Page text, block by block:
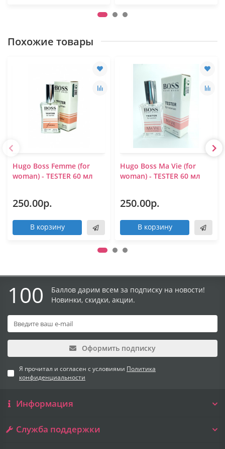
Похожие товары
Hugo Boss Femme (for
woman) - TESTER 60 мл
250.00р.
В корзину
Hugo Boss Ma Vie (for
woman) - TESTER 60 мл
250.00р.
В корзину
100
Баллов дарим всем за подписку на новости!
Новинки, скидки, акции.
Оформить подписку
Я прочитал и согласен с условиями Политика
конфиденциальности
Информация
Служба поддержки